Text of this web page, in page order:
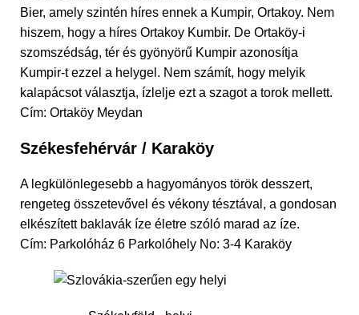
Bier, amely szintén híres ennek a Kumpir, Ortakoy. Nem
hiszem, hogy a híres Ortakoy Kumbir. De Ortaköy-i
szomszédság, tér és gyönyörű Kumpir azonosítja
Kumpir-t ezzel a helygel. Nem számít, hogy melyik
kalapácsot választja, ízlelje ezt a szagot a torok mellett.
Cím: Ortaköy Meydan
Székesfehérvár / Karaköy
A legkülönlegesebb a hagyományos török desszert,
rengeteg összetevővel és vékony tésztával, a gondosan
elkészített baklavák íze életre szóló marad az íze.
Cím: Parkolóház 6 Parkolóhely No: 3-4 Karaköy